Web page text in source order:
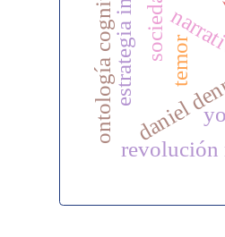
daniel yo
ontología cognitiva sociedad temor
revolución